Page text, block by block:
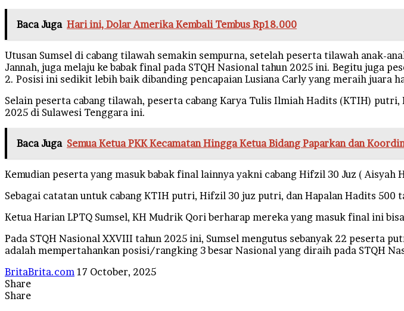
Baca Juga Hari ini, Dolar Amerika Kembali Tembus Rp18.000
Utusan Sumsel di cabang tilawah semakin sempurna, setelah peserta tilawah anak-
Jannah, juga melaju ke babak final pada STQH Nasional tahun 2025 ini. Begitu juga
2. Posisi ini sedikit lebih baik dibanding pencapaian Lusiana Carly yang meraih juara
Selain peserta cabang tilawah, peserta cabang Karya Tulis Ilmiah Hadits (KTIH)
2025 di Sulawesi Tenggara ini.
Baca Juga Semua Ketua PKK Kecamatan Hingga Ketua Bidang Paparkan dan
Kemudian peserta yang masuk babak final lainnya yakni cabang Hifzil 30 Juz (
Sebagai catatan untuk cabang KTIH putri, Hifzil 30 juz putri, dan Hapalan Hadits
Ketua Harian LPTQ Sumsel, KH Mudrik Qori berharap mereka yang masuk final ini
Pada STQH Nasional XXVIII tahun 2025 ini, Sumsel mengutus sebanyak 22 peserta
adalah mempertahankan posisi/rangking 3 besar Nasional yang diraih pada STQH
BritaBrita.com Send
17 October, 2025
Share
Facebook
X
LinkedIn
Tumblr
Pinterest
Reddit
VKontakte
Odnoklassniki
Pocket
WhatsApp
Telegram
Line
Share